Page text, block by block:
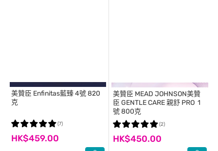
美贊臣 Enfinitas藍臻 4號 820
克
HK$459.00
(7)
美贊臣 MEAD JOHNSON美贊
臣 GENTLE CARE 親舒 PRO 1
號 800克
HK$450.00
(2)